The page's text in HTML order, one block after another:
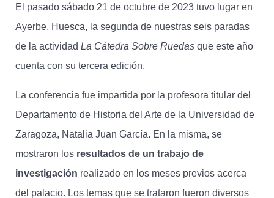
El pasado sábado 21 de octubre de 2023 tuvo lugar en
Ayerbe, Huesca, la segunda de nuestras seis paradas
de la actividad La Cátedra Sobre Ruedas que este año
cuenta con su tercera edición.
La conferencia fue impartida por la profesora titular del
Departamento de Historia del Arte de la Universidad de
Zaragoza, Natalia Juan García. En la misma, se
mostraron los resultados de un trabajo de
investigación realizado en los meses previos acerca
del palacio. Los temas que se trataron fueron diversos